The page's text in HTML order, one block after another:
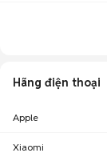
Hãng điện thoại
Apple
Xiaomi